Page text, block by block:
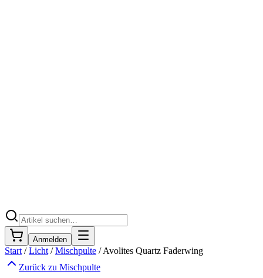
Anmelden
Start /Licht /Mischpulte /Avolites Quartz Faderwing
Zurück zu Mischpulte